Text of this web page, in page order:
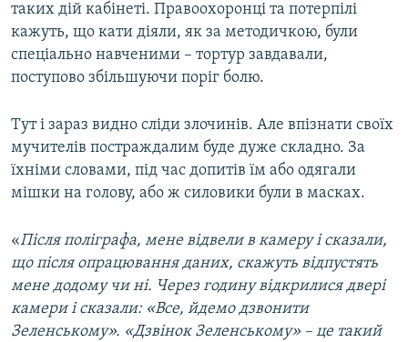
таких дій кабінеті. Правоохоронці та потерпілі
кажуть, що кати діяли, як за методичкою, були
спеціально навченими – тортур завдавали,
поступово збільшуючи поріг болю.
Тут і зараз видно сліди злочинів. Але впізнати своїх
мучителів постраждалим буде дуже складно. За
їхніми словами, під час допитів їм або одягали
мішки на голову, або ж силовики були в масках.
«Після поліграфа, мене відвели в камеру і сказали,
що після опрацювання даних, скажуть відпустять
мене додому чи ні. Через годину відкрилися двері
камери і сказали: «Все, йдемо дзвонити
Зеленському». «Дзвінок Зеленському» – це такий